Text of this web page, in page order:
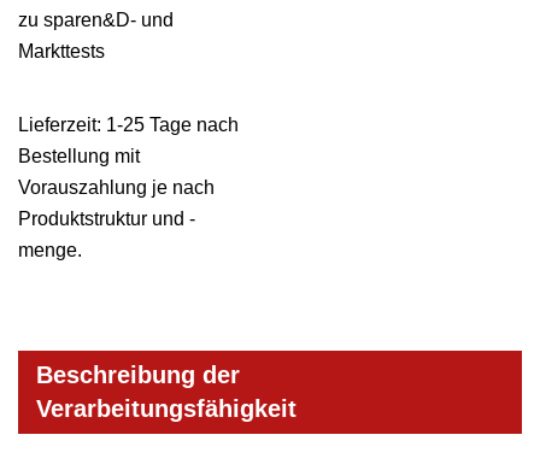
zu sparen&D- und
Markttests
Lieferzeit: 1-25 Tage nach
Bestellung mit
Vorauszahlung je nach
Produktstruktur und -
menge.
Beschreibung der
Verarbeitungsfähigkeit